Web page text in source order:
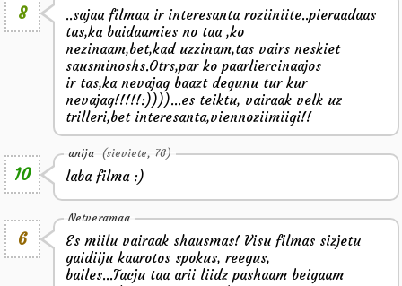
8
..sajaa filmaa ir interesanta roziiniite..pieraadaas
tas,ka baidaamies no taa ,ko
nezinaam,bet,kad uzzinam,tas vairs neskiet
sausminoshs.Otrs,par ko paarliercinaajos
ir tas,ka nevajag baazt degunu tur kur
nevajag!!!!!:))))...es teiktu, vairaak velk uz
trilleri,bet interesanta,viennoziimiigi!!
10
anija (sieviete, 76)
laba filma :)
6
Netveramaa
Es miilu vairaak shausmas! Visu filmas sizjetu
gaidiiju kaarotos spokus, reegus,
bailes...Tacju taa arii liidz pashaam beigaam